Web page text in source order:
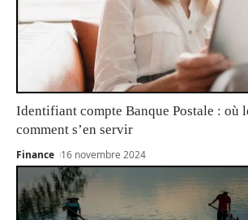
Identifiant compte Banque Postale : où
comment s’en servir
Finance 16 novembre 2024